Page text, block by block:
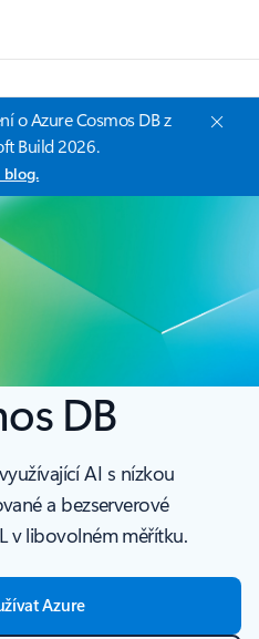
o Azure Cosmos DB z
Build 2026.
blog.
DB
AI s nízkou
a bezserverové
v libovolném měřítku.
Azure